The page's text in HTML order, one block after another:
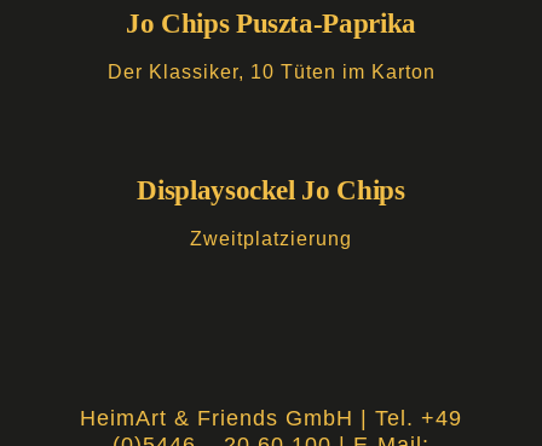
Jo Chips Puszta-Paprika
Der Klassiker, 10 Tüten im Karton
Displaysockel Jo Chips
Zweitplatzierung
HeimArt & Friends GmbH | Tel. +49